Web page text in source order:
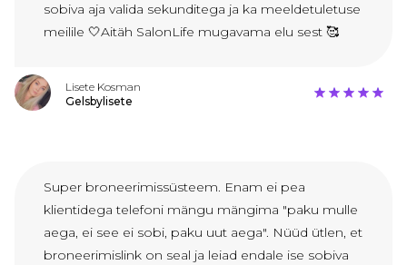
sobiva aja valida sekunditega ja ka meeldetuletuse
meilile 🤍Aitäh SalonLife mugavama elu sest 🥰
Lisete Kosman
Gelsbylisete
Super broneerimissüsteem. Enam ei pea
klientidega telefoni mängu mängima "paku mulle
aega, ei see ei sobi, paku uut aega". Nüüd ütlen, et
broneerimislink on seal ja leiad endale ise sobiva